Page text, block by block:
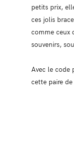
petits prix,
ces jolis
comme ceux
souvenirs,
Avec le code
cette paire